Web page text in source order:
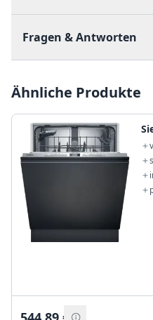
Fragen & Antworten
Ähnliche Produkte